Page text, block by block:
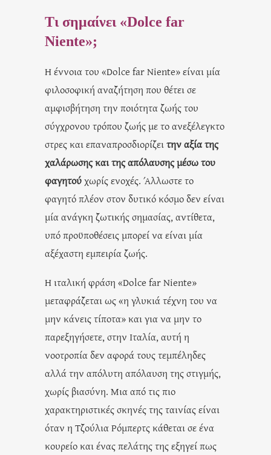
Τι σημαίνει «Dolce far
Niente»;
Η έννοια του «Dolce far Niente» είναι μία
φιλοσοφική αναζήτηση που θέτει σε
αμφισβήτηση την ποιότητα ζωής του
σύγχρονου τρόπου ζωής με το ανεξέλεγκτο
στρες και επαναπροσδιορίζειτην αξία της
χαλάρωσης και της απόλαυσης μέσω του
φαγητούχωρίς ενοχές. Άλλωστε το
φαγητό πλέον στον δυτικό κόσμο δεν είναι
μία ανάγκη ζωτικής σημασίας, αντίθετα,
υπό προϋποθέσεις μπορεί να είναι μία
αξέχαστη εμπειρία ζωής.
Η ιταλική φράση «Dolce far Niente»
μεταφράζεται ως «η γλυκιά τέχνη του να
μην κάνεις τίποτα» και για να μην το
παρεξηγήσετε, στην Ιταλία, αυτή η
νοοτροπία δεν αφορά τους τεμπέληδες
αλλά την απόλυτη απόλαυση της στιγμής,
χωρίς βιασύνη. Μια από τις πιο
χαρακτηριστικές σκηνές της ταινίας είναι
όταν η Τζούλια Ρόμπερτς κάθεται σε ένα
κουρείο και ένας πελάτης της εξηγεί πως